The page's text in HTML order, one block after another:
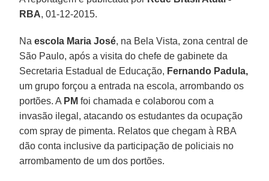
RBA, 01-12-2015.
Naescola Maria José, na Bela Vista, zona central de
São Paulo, após a visita do chefe de gabinete da
Secretaria Estadual de Educação, Fernando Padula,
um grupo forçou a entrada na escola, arrombando os
portões. A PM foi chamada e colaborou com a
invasão ilegal, atacando os estudantes da ocupação
com spray de pimenta. Relatos que chegam à RBA
dão conta inclusive da participação de policiais no
arrombamento de um dos portões.